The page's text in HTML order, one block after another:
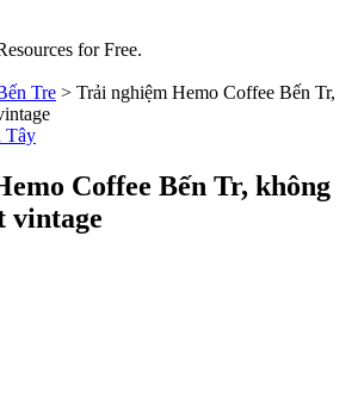
for Free.
Tre > Trải nghiệm Hemo Coffee Bến Tr,
Tây
Coffee Bến Tr, không
vintage